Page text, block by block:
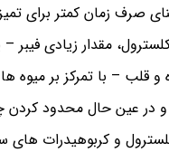
صرف زمان کمتر برای
مقدار زیادی فیبر
قلب – با تمرکز بر میوه
در عین حال محدود کردن
و کربوهیدرات های